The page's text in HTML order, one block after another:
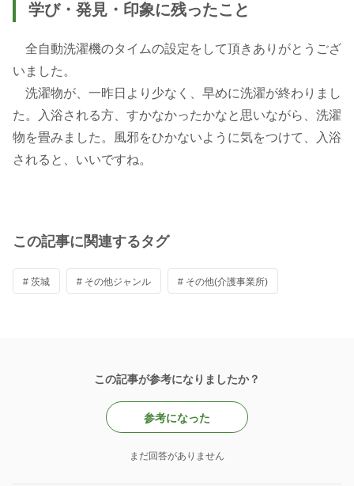
学び・発見・印象に残ったこと
全自動洗濯機のタイムの設定をして頂きありがとうござ
いました。
洗濯物が、一昨日より少なく、早めに洗濯が終わりまし
た。入浴される方、すかなかったかなと思いながら、洗濯
物を畳みました。風邪をひかないように気をつけて、入浴
されると、いいですね。
この記事に関連するタグ
# 茨城 # その他ジャンル # その他(介護事業所)
この記事が参考になりましたか？
参考になった
まだ回答がありません